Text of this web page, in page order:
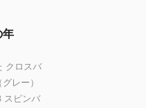
年
クロスバ
レー）
スピンバ